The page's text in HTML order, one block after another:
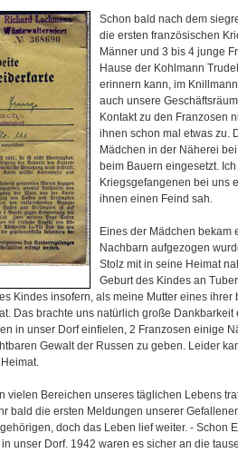
Schon bald nach dem
die ersten französischen
Männer und 3 bis 4 junge
Hause der Kohlmann
erinnern kann, im
auch unsere
Kontakt zu den Franzosen
ihnen schon mal etwas zu.
Mädchen in der Näherei
beim Bauern eingesetzt.
Kriegsgefangenen bei uns
ihnen einen Feind sah.
Eines der Mädchen bekam
Nachbarn aufgezogen
Stolz mit in seine Heimat
Geburt des Kindes an
Kindes insofern, als meine Mutter eines
Das brachte uns natürlich große
in unser Dorf einfielen, 2 Franzosen einige
Gewalt der Russen zu geben. Leider
vielen Bereichen unseres täglichen Lebens
bald die ersten Meldungen unserer
doch das Leben lief weiter. - Schon
unser Dorf. 1942 waren es sicher an die